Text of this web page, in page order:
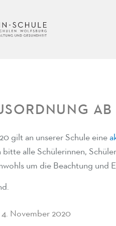
AB
gilt an unserer Schule eine
bitte alle Schülerinnen,
um die Beachtung und
4. November 2020